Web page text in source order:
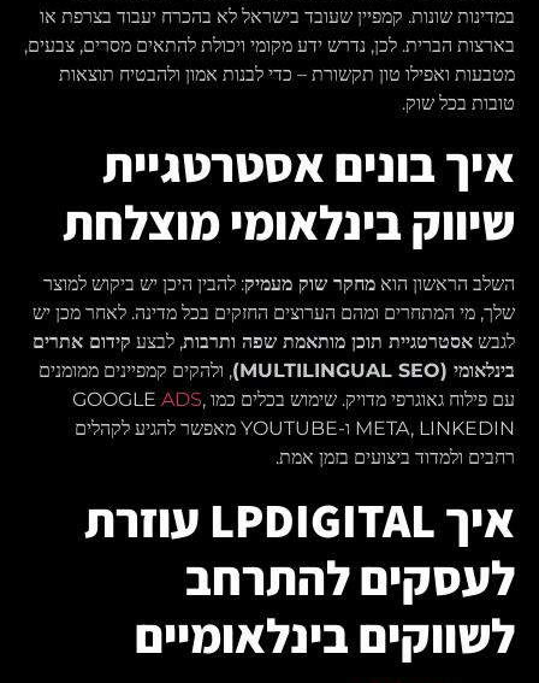
במדינות שונות. קמפיין שעובד בישראל לא בהכרח יעבוד בצרפת או
בארצות הברית. לכן, נדרש ידע מקומי ויכולת להתאים מסרים, צבעים,
מטבעות ואפילו טון תקשורת – כדי לבנות אמון ולהבטיח תוצאות
טובות בכל שוק.
איך בונים אסטרטגיית
שיווק בינלאומי מוצלחת
השלב הראשון הוא מחקר שוק מעמיק: להבין היכן יש ביקוש למוצר
שלך, מי המתחרים ומהם הערוצים החזקים בכל מדינה. לאחר מכן יש
לגבש אסטרטגיית תוכן מותאמת שפה ותרבות, לבצע קידום אתרים
בינלאומי (MULTILINGUAL SEO)
, ולהקים קמפיינים ממומנים
עם פילוח גאוגרפי מדויק. שימוש בכלים כמו GOOGLE ADS,
META, LINKEDIN ו-YOUTUBE מאפשר להגיע לקהלים
רחבים ולמדוד ביצועים בזמן אמת.
איך LPDIGITAL עוזרת
לעסקים להתרחב
לשווקים בינלאומיים